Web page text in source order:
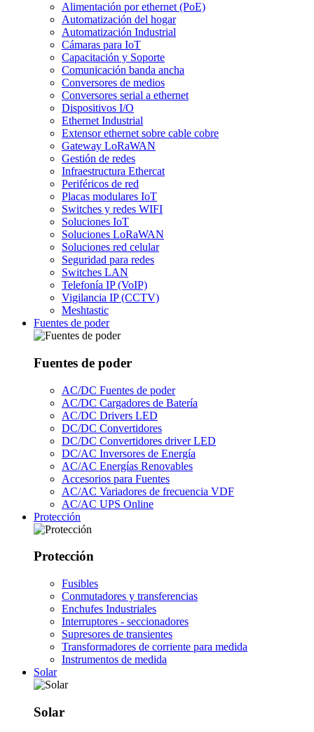
Alimentación por ethernet (PoE)
Automatización del hogar
Automatización Industrial
Cámaras para IoT
Capacitación y Soporte
Comunicación banda ancha
Conversores de medios
Conversores serial a ethernet
Dispositivos I/O
Ethernet Industrial
Extensor ethernet sobre cable cobre
Gateway LoRaWAN
Gestión de redes
Infraestructura Ethercat
Periféricos de red
Placas modulares IoT
Switches y redes WIFI
Soluciones IoT
Soluciones LoRaWAN
Soluciones red celular
Seguridad para redes
Switches LAN
Telefonía IP (VoIP)
Vigilancia IP (CCTV)
Meshtastic
Fuentes de poder
Fuentes de poder
AC/DC Fuentes de poder
AC/DC Cargadores de Batería
AC/DC Drivers LED
DC/DC Convertidores
DC/DC Convertidores driver LED
DC/AC Inversores de Energía
AC/AC Energías Renovables
Accesorios para Fuentes
AC/AC Variadores de frecuencia VDF
AC/AC UPS Online
Protección
Protección
Fusibles
Conmutadores y transferencias
Enchufes Industriales
Interruptores - seccionadores
Supresores de transientes
Transformadores de corriente para medida
Instrumentos de medida
Solar
Solar